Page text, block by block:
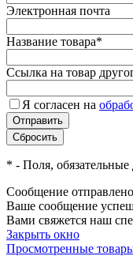
Электронная почта
Название товара*
Ссылка на товар
Я согласен на
* - Поля, обязательные
Сообщение отправлено
Ваше сообщение
Вами свяжется наш
Закрыть окно
Просмотренные